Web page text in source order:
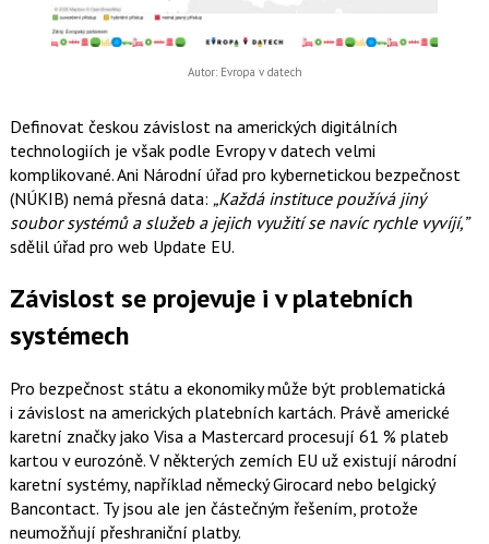
Autor: Evropa v datech
Definovat českou závislost na amerických digitálních
technologiích je však podle Evropy v datech velmi
komplikované. Ani Národní úřad pro kybernetickou bezpečnost
(NÚKIB) nemá přesná data: „Každá instituce používá jiný
soubor systémů a služeb a jejich využití se navíc rychle vyvíjí,”
sdělil úřad pro web Update EU.
Závislost se projevuje i v platebních
systémech
Pro bezpečnost státu a ekonomiky může být problematická
i závislost na amerických platebních kartách. Právě americké
karetní značky jako Visa a Mastercard procesují 61 % plateb
kartou v eurozóně. V některých zemích EU už existují národní
karetní systémy, například německý Girocard nebo belgický
Bancontact. Ty jsou ale jen částečným řešením, protože
neumožňují přeshraniční platby.